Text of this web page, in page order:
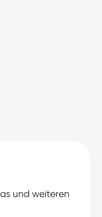
und weiteren